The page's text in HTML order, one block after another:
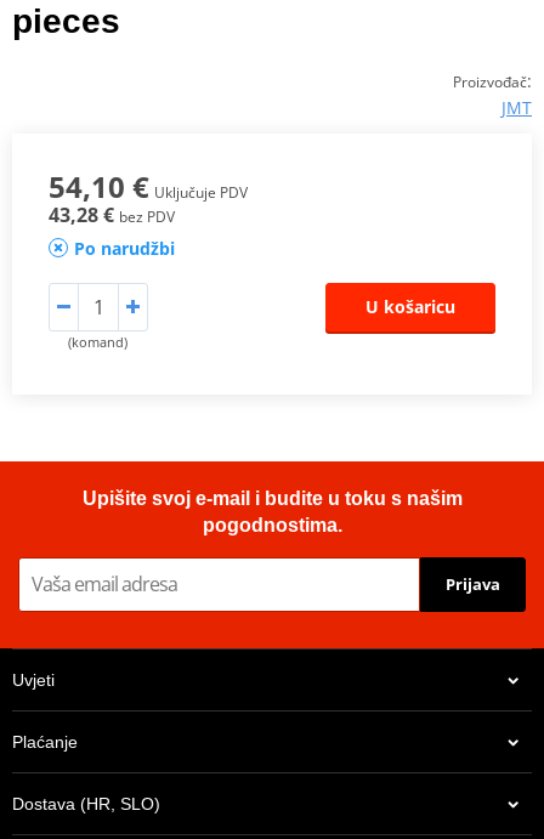
pieces
Proizvođač:
JMT
54,10 € Uključuje PDV
43,28 € bez PDV
Po narudžbi
(komand)
U košaricu
Upišite svoj e-mail i budite u toku s našim
pogodnostima.
Prijava
Uvjeti
Plaćanje
Dostava (HR, SLO)